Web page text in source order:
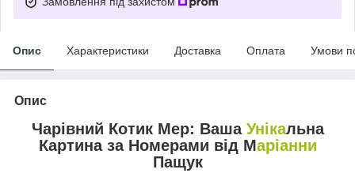
Опис Характеристики Доставка Оплата Умови
Опис
Чарівний Котик Мер: ВашаУнікальна
Картина за Номерами від Маріанни
Пащук